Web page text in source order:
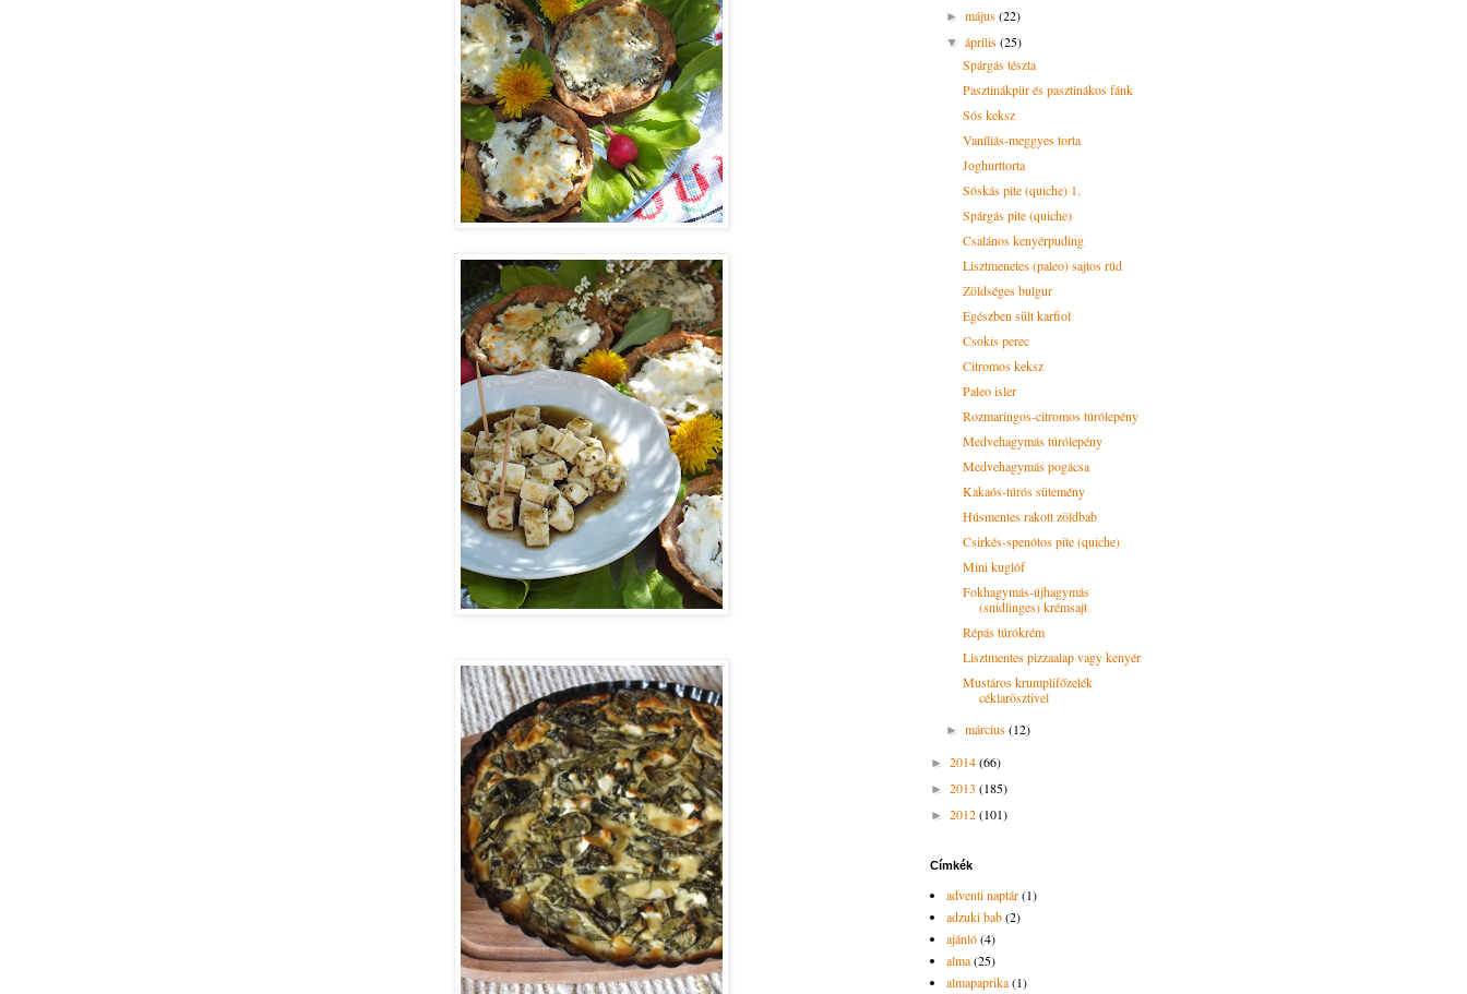
►május(22)
▼április(25)
Spárgás tészta
Pasztinákpür és pasztinákos fánk
Sós keksz
Vaníliás-meggyes torta
Joghurttorta
Sóskás pite (quiche) 1.
Spárgás pite (quiche)
Csalános kenyérpuding
Lisztmenetes (paleo) sajtos rúd
Zöldséges bulgur
Egészben sült karfiol
Csokis perec
Citromos keksz
Paleo isler
Rozmaringos-citromos túrólepény
Medvehagymás túrólepény
Medvehagymás pogácsa
Kakaós-túrós sütemény
Húsmentes rakott zöldbab
Csirkés-spenótos pite (quiche)
Mini kuglóf
Fokhagymás-újhagymás
(snidlinges) krémsajt
Répás túrókrém
Lisztmentes pizzaalap vagy kenyér
Mustáros krumplifőzelék
céklarösztivel
►március(12)
► 2014(66)
► 2013 (185)
► 2012(101)
Címkék
adventi naptár(1)
adzuki bab(2)
ajánló(4)
alma(25)
almapaprika(1)